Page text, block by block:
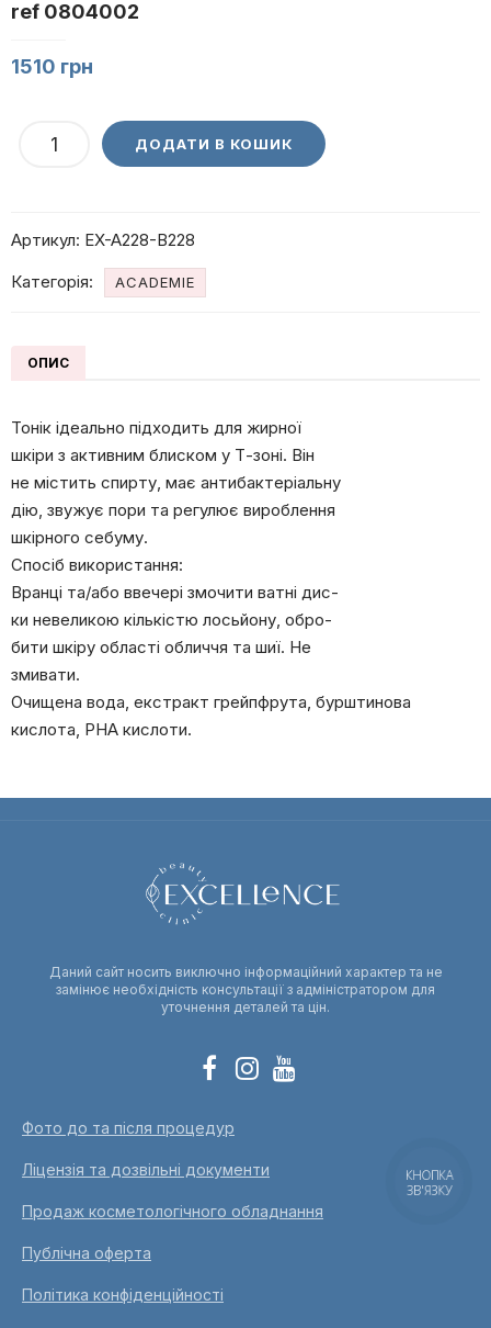
ref 0804002
1510 грн
Відлущувальний
очищувальний
ml
ref
0804002
ДОДАТИ В КОШИК
Артикул: EX-A228-B228
Категорія:
ACADEMIE
ОПИС
Тонік ідеально підходить для жирної
шкіри з активним блиском у Т-зоні. Він
не містить спирту, має антибактеріальну
дію, звужує пори та регулює вироблення
шкірного себуму.
Спосіб використання:
Вранці та/або ввечері змочити ватні дис-
ки невеликою кількістю лосьйону, обро-
бити шкіру області обличчя та шиї. Не
змивати.
Очищена вода, eкстракт грейпфрута, бурштинова
кислота, РНА кислоти.
Даний сайт носить виключно інформаційний характер та не
замінює необхідність консультації з адміністратором для
уточнення деталей та цін.
Фото до та після процедур
Ліцензія та дозвільні документи
Продаж косметологічного обладнання
Публічна оферта
Політика конфіденційності
КНОПКА
ЗВ'ЯЗКУ